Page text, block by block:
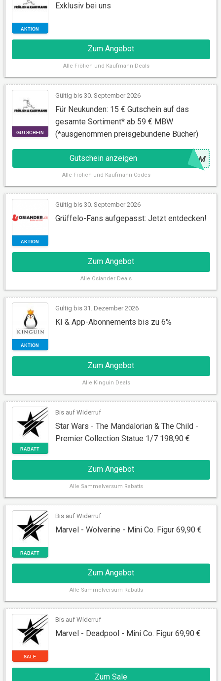
AKTION
Exklusiv bei uns
Zum Angebot
Alle Frölich und Kaufmann Deals
GUTSCHEIN
Gültig bis 30. September 2026
Für Neukunden: 15 € Gutschein auf das
gesamte Sortiment* ab 59 € MBW
(*ausgenommen preisgebundene Bücher)
Gutschein anzeigen EAM
Alle Frölich und Kaufmann Codes
AKTION
Gültig bis 30. September 2026
Grüffelo-Fans aufgepasst: Jetzt entdecken!
Zum Angebot
Alle Osiander Deals
AKTION
Gültig bis 31. Dezember 2026
KI & App-Abonnements bis zu 6%
Zum Angebot
Alle Kinguin Deals
Bis auf Widerruf
Star Wars - The Mandalorian & The Child -
Premier Collection Statue 1/7 198,90 €
Zum Angebot
Alle Sammelversum Rabatts
Bis auf Widerruf
Marvel - Wolverine - Mini Co. Figur 69,90 €
Zum Angebot
Alle Sammelversum Rabatts
Bis auf Widerruf
Marvel - Deadpool - Mini Co. Figur 69,90 €
Zum Sale